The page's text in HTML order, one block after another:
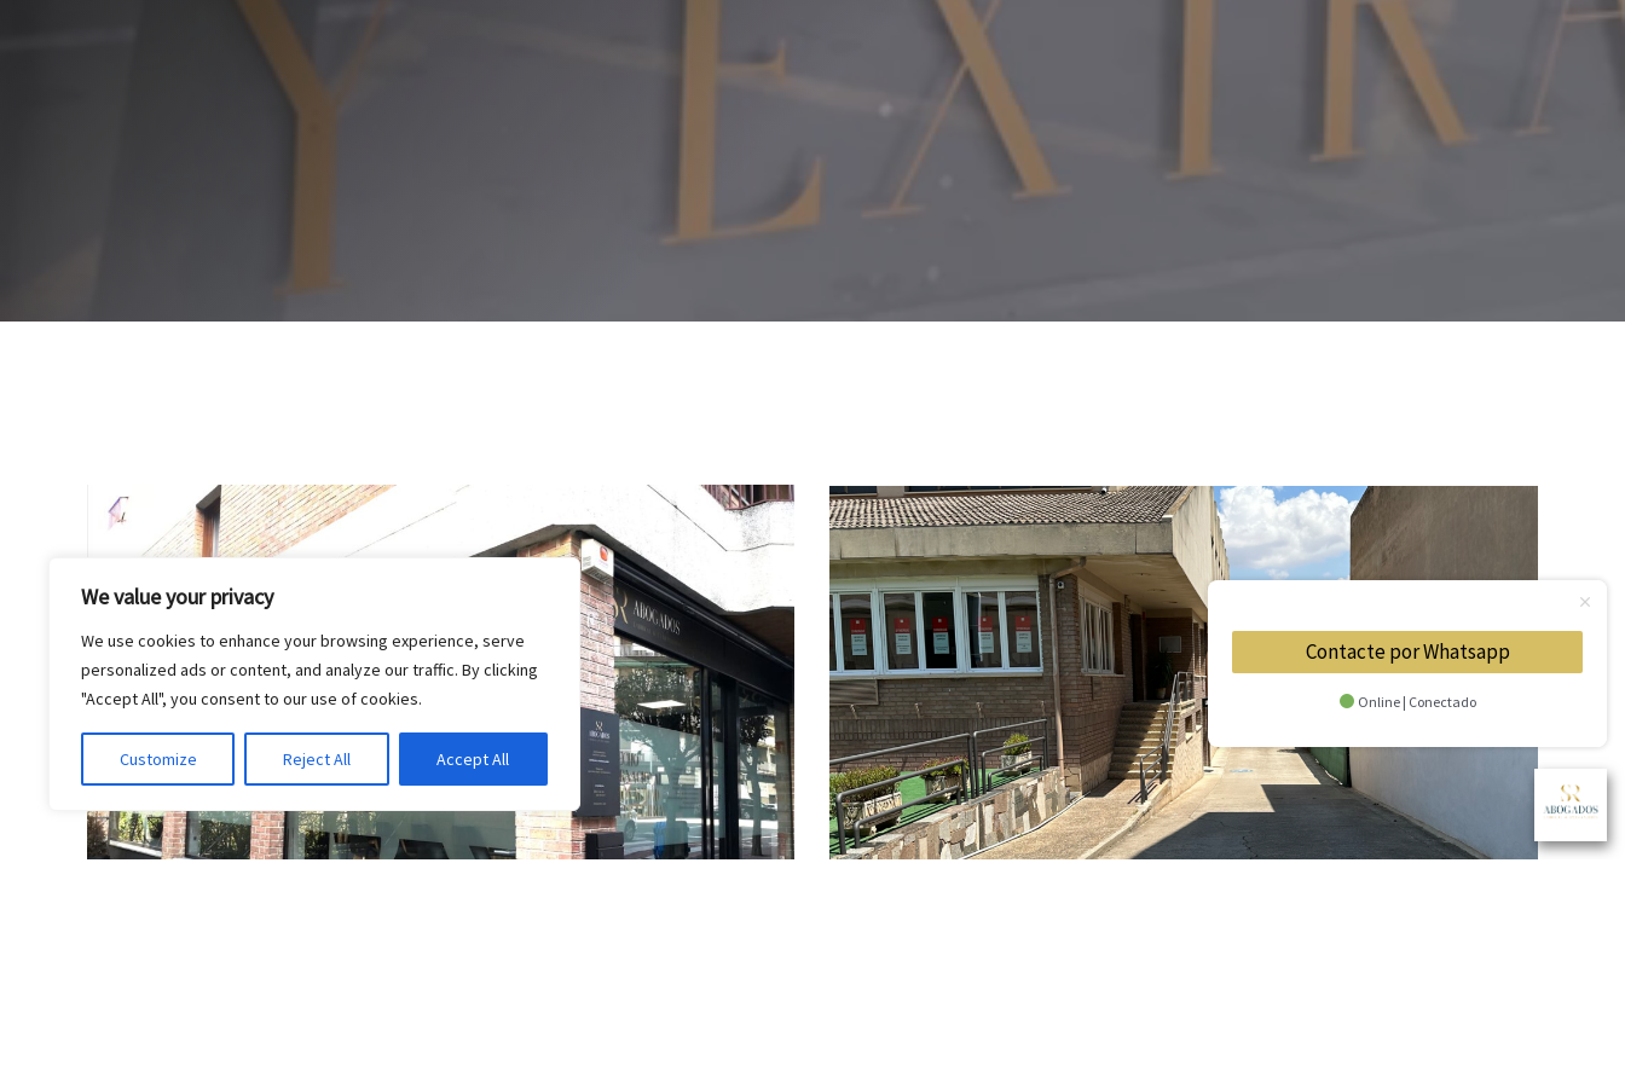
We value your privacy
We use cookies to enhance your browsing experience, serve
personalized ads or content, and analyze our traffic. By clicking
"Accept All", you consent to our use of cookies.
Customize Reject All Accept All
Contacte por Whatsapp
Online | Conectado